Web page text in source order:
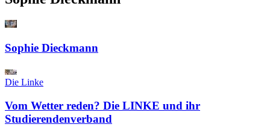
Sophie Dieckmann
Die Linke
Vom Wetter reden? Die LINKE und ihr
Studierendenverband